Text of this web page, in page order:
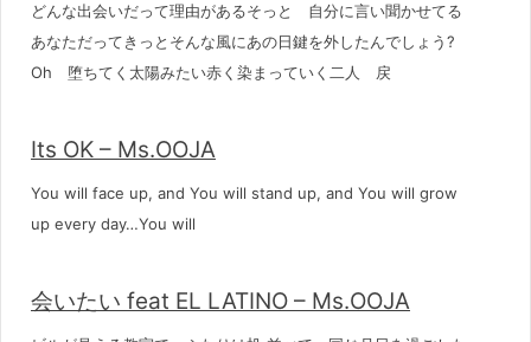
どんな出会いだって理由があるそっと 自分に言い聞かせてる
あなただってきっとそんな風にあの日鍵を外したんでしょう?
Oh 堕ちてく太陽みたい赤く染まっていく二人 戻
Its OK – Ms.OOJA
You will face up, and You will stand up, and You will grow
up every day…You will
会いたい feat EL LATINO – Ms.OOJA